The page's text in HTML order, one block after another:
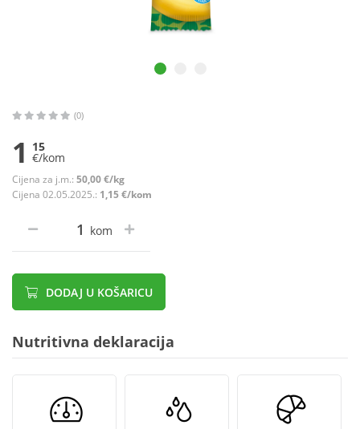
(0)
1 15
€/kom
Cijena za j.m.: 50,00 €/kg
Cijena 02.05.2025.: 1,15 €/kom
kom
DODAJ U KOŠARICU
Nutritivna deklaracija